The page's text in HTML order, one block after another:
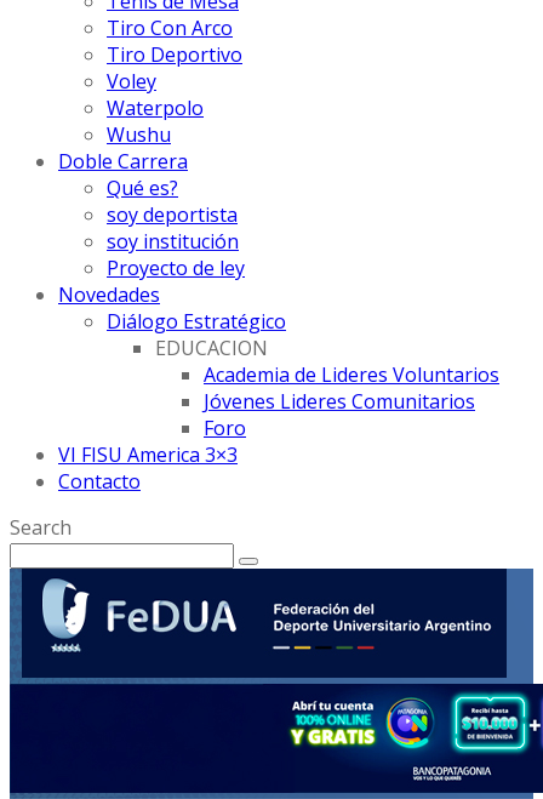
Tiro Con Arco
Tiro Deportivo
Voley
Waterpolo
Wushu
Doble Carrera
Qué es?
soy deportista
soy institución
Proyecto de ley
Novedades
Diálogo Estratégico
EDUCACION
Academia de Lideres Voluntarios
Jóvenes Lideres Comunitarios
Foro
VI FISU America 3×3
Contacto
Search